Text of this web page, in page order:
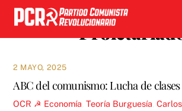
Skip
content
2 MAYO, 2025
ABC del comunismo: Lucha de clases
OCR ☭ Economía ,Teoría Burguesía ,